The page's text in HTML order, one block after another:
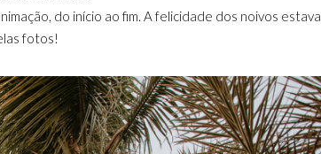
do início ao fim. A felicidade dos noivos estava
fotos!